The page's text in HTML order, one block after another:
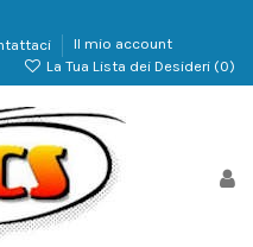
Il mio account
La Tua Lista dei Desideri (0)